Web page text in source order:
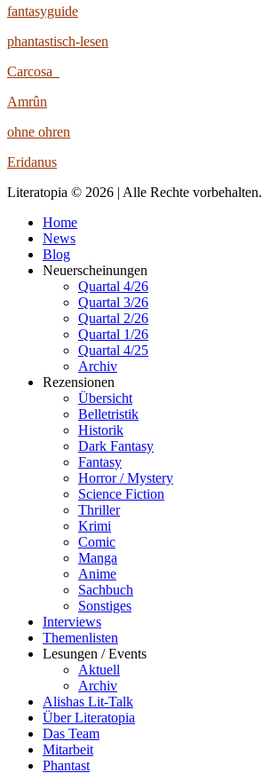
fantasyguide
phantastisch-lesen
Carcosa
Amrûn
ohne ohren
Eridanus
Literatopia © 2026 | Alle Rechte vorbehalten.
Home
News
Blog
Neuerscheinungen
Quartal 4/26
Quartal 3/26
Quartal 2/26
Quartal 1/26
Quartal 4/25
Archiv
Rezensionen
Übersicht
Belletristik
Historik
Dark Fantasy
Fantasy
Horror / Mystery
Science Fiction
Thriller
Krimi
Comic
Manga
Anime
Sachbuch
Sonstiges
Interviews
Themenlisten
Lesungen / Events
Aktuell
Archiv
Alishas Lit-Talk
Über Literatopia
Das Team
Mitarbeit
Phantast